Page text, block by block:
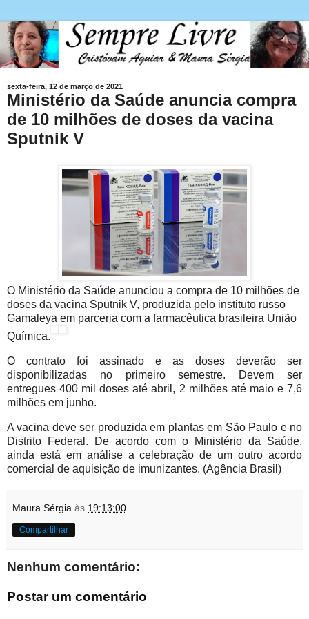
sexta-feira, 12 de março de 2021
Ministério da Saúde anuncia compra
de 10 milhões de doses da vacina
Sputnik V
O Ministério da Saúde anunciou a compra de 10 milhões de
doses da vacina Sputnik V, produzida pelo instituto russo
Gamaleya em parceria com a farmacêutica brasileira União
Química.
O contrato foi assinado e as doses deverão ser
disponibilizadas no primeiro semestre. Devem ser
entregues 400 mil doses até abril, 2 milhões até maio e 7,6
milhões em junho.
A vacina deve ser produzida em plantas em São Paulo e no
Distrito Federal. De acordo com o Ministério da Saúde,
ainda está em análise a celebração de um outro acordo
comercial de aquisição de imunizantes. (Agência Brasil)
Maura Sérgia às 19:13:00
Compartilhar
Nenhum comentário:
Postar um comentário